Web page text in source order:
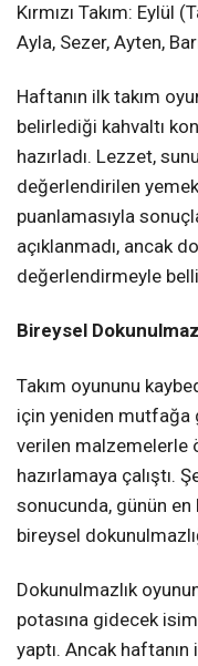
Kırmızı Takım: Eylül
Ayla, Sezer, Ayten,
Haftanın ilk takım
belirlediği kahvaltı
hazırladı. Lezzet,
değerlendirilen
puanlamasıyla
açıklanmadı, ancak
değerlendirmeyle
Bireysel
Takım oyununu
için yeniden mutfağa
verilen malzemelerle
hazırlamaya çalıştı.
sonucunda, günün en
bireysel
Dokunulmazlık
potasına gidecek
yaptı. Ancak